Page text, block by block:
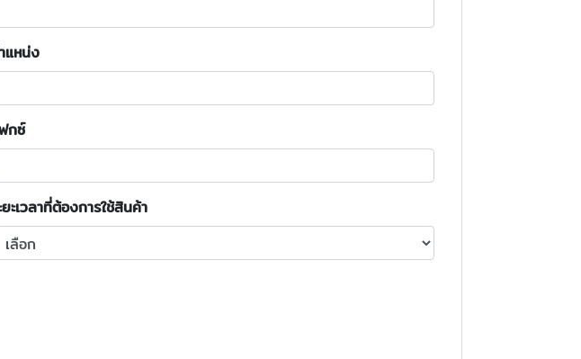
แหน่ง
กซ์
ยะเวลาที่ต้องการใช้สินค้า